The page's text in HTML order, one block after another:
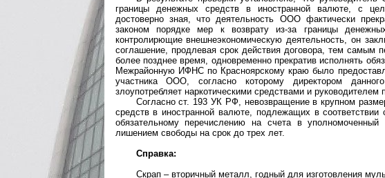
границы денежных средств в иностранной валюте, с
достоверно зная, что деятельность ООО фактически
законом порядке мер к возврату из-за границы
контролирющие внешнеэкономическую деятельность, он
соглашение, продлевая срок действия договора, тем самым
более позднее время, одновременно прекратив исполнять
Межрайонную ИФНС по Красноярскому краю было
участника ООО, согласно которому директором
злоупотребляет наркотическими средствами и руководителем
Согласно ст. 193 УК РФ, невозвращение в крупном
средств в иностранной валюте, подлежащих в соответствии
обязательному перечислению на счета в уполномоченный
лишением свободы на срок до трех лет.
Справка:
Скрап – вторичный металл, годный для изготовления